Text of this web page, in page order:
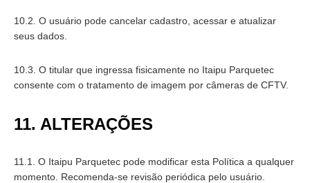
10.2. O usuário pode cancelar cadastro, acessar e atualizar
seus dados.
10.3. O titular que ingressa fisicamente no Itaipu Parquetec
consente com o tratamento de imagem por câmeras de CFTV.
11. ALTERAÇÕES
11.1. O Itaipu Parquetec pode modificar esta Política a qualquer
momento. Recomenda-se revisão periódica pelo usuário.